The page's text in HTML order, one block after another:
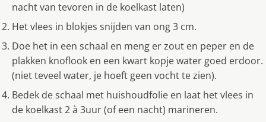
nacht van tevoren in de koelkast laten)
Het vlees in blokjes snijden van ong 3 cm.
Doe het in een schaal en meng er zout en peper en de
plakken knoflook en een kwart kopje water goed erdoor.
(niet teveel water, je hoeft geen vocht te zien).
Bedek de schaal met huishoudfolie en laat het vlees in
de koelkast 2 à 3uur (of een nacht) marineren.